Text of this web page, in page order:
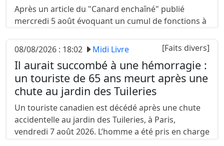
Après un article du "Canard enchaîné" publié
mercredi 5 août évoquant un cumul de fonctions à
Bagayoko, maire de Saint-Denis, l’association AC !!
08/08/2026 : 18:02 Midi Livre [Faits divers]
Il aurait succombé à une hémorragie :
un touriste de 65 ans meurt après une
chute au jardin des Tuileries
Un touriste canadien est décédé après une chute
accidentelle au jardin des Tuileries, à Paris,
vendredi 7 août 2026. L’homme a été pris en charge